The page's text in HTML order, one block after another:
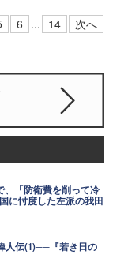
6 ... 14 次へ
、「防衛費を削って冷
に忖度した左派の我田
人伝(1)──『若き日の